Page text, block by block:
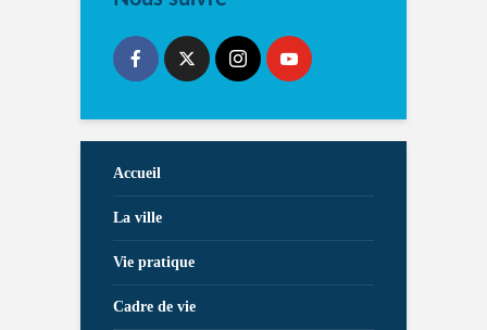
Accueil
La ville
Vie pratique
Cadre de vie